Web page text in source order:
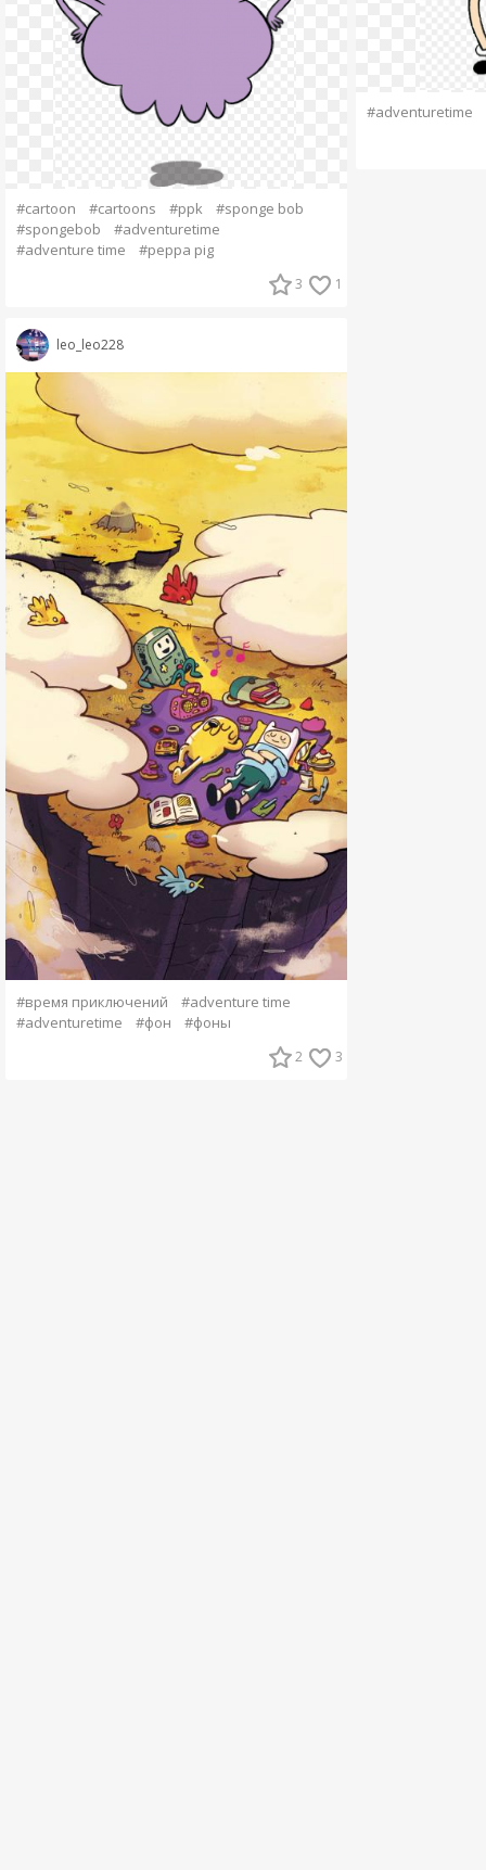
#cartoon #cartoons #ppk
#sponge bob
#spongebob
#adventuretime
#adventure time
#peppa pig
3 1
leo_leo228
#время приключений
#adventure time
#adventuretime
#фон #фоны
2 3
#adventuretime